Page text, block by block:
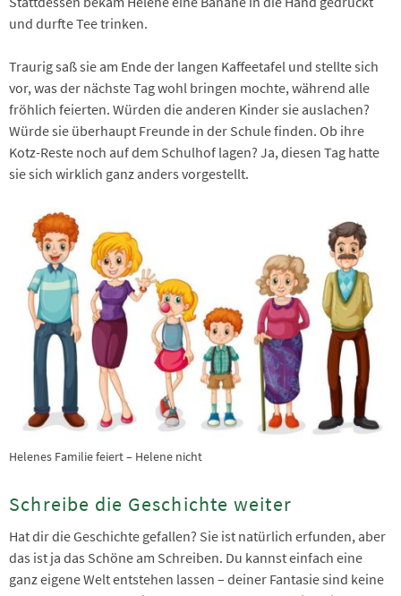
und durfte Tee trinken.
Traurig saß sie am Ende der langen Kaffeetafel und stellte sich
vor, was der nächste Tag wohl bringen mochte, während alle
fröhlich feierten. Würden die anderen Kinder sie auslachen?
Würde sie überhaupt Freunde in der Schule finden. Ob ihre
Kotz-Reste noch auf dem Schulhof lagen? Ja, diesen Tag hatte
sie sich wirklich ganz anders vorgestellt.
Helenes Familie feiert – Helene nicht
Schreibe die Geschichte weiter
Hat dir die Geschichte gefallen? Sie ist natürlich erfunden, aber
das ist ja das Schöne am Schreiben. Du kannst einfach eine
ganz eigene Welt entstehen lassen – deiner Fantasie sind keine